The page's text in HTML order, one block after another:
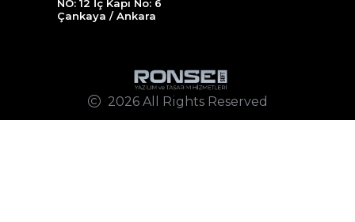
NO: 12 İç Kapı No: 6
Çankaya / Ankara
2026 All Rights Reserved